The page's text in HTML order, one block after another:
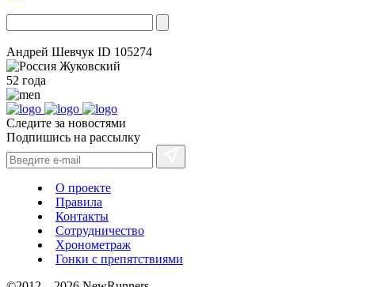
Андрей Шевчук ID 105274
Жуковский
52 года
Следите за новостями
Подпишись на рассылку
О проекте
Правила
Контакты
Сотрудничество
Хронометраж
Гонки с препятствиями